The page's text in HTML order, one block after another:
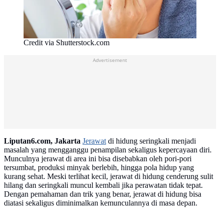
Credit via Shutterstock.com
Liputan6.com, Jakarta Jerawatdi hidung seringkali menjadi
masalah yang mengganggu penampilan sekaligus kepercayaan diri.
Munculnya jerawat di area ini bisa disebabkan oleh pori-pori
tersumbat, produksi minyak berlebih, hingga pola hidup yang
kurang sehat. Meski terlihat kecil, jerawat di hidung cenderung sulit
hilang dan seringkali muncul kembali jika perawatan tidak tepat.
Dengan pemahaman dan trik yang benar, jerawat di hidung bisa
diatasi sekaligus diminimalkan kemunculannya di masa depan.